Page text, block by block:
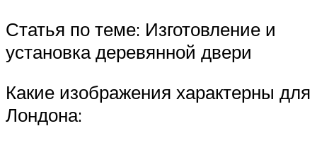
Статья по теме: Изготовление и
установка деревянной двери
Какие изображения характерны для
Лондона: